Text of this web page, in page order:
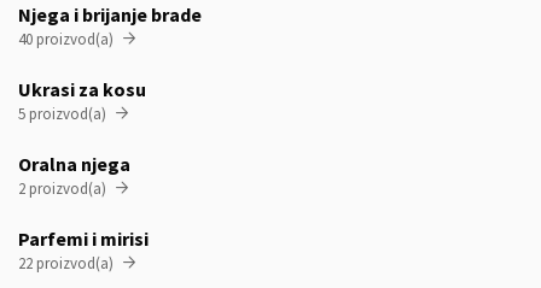
Njega i brijanje brade
40 proizvod(a) 
Ukrasi za kosu
5 proizvod(a) 
Oralna njega
2 proizvod(a) 
Parfemi i mirisi
22 proizvod(a) 